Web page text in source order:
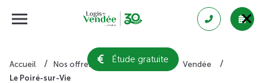
Étude gratuite
Accueil Nos offres de maison + terrain
Vendée
Le Poiré-sur-Vie